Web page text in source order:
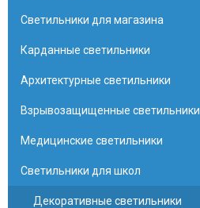
Светильники для магазина
Карданные светильники
Архитектурные светильники
Взрывозащищенные светильники
Медицинские светильники
Светильники для школ
Декоративные светильники